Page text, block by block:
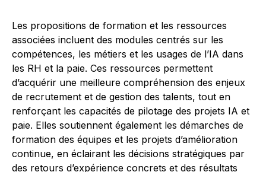
Les propositions de formation et les ressources
associées incluent des modules centrés sur les
compétences, les métiers et les usages de l’IA dans
les RH et la paie. Ces ressources permettent
d’acquérir une meilleure compréhension des enjeux
de recrutement et de gestion des talents, tout en
renforçant les capacités de pilotage des projets IA et
paie. Elles soutiennent également les démarches de
formation des équipes et les projets d’amélioration
continue, en éclairant les décisions stratégiques par
des retours d’expérience concrets et des résultats